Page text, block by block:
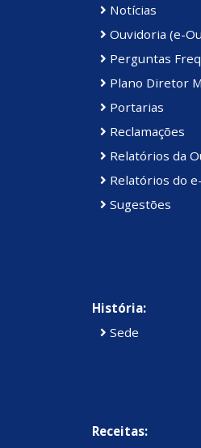
Notícias
Ouvidoria (e-
Perguntas
Plano Diretor
Portarias
Reclamações
Relatórios da
Relatórios do
Sugestões
História:
Sede
Receitas: